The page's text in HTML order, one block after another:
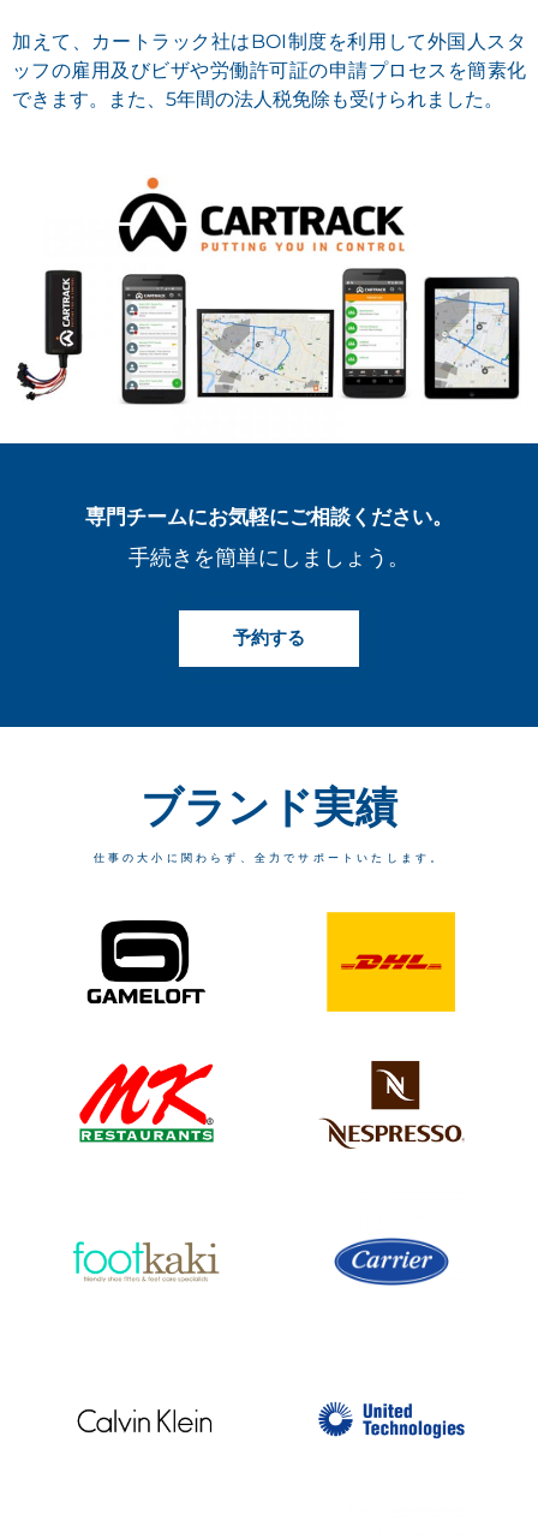
加えて、カートラック社はBOI制度を利用して外国人スタ
ッフの雇用及びビザや労働許可証の申請プロセスを簡素化
できます。また、5年間の法人税免除も受けられました。
専門チームにお気軽にご相談ください。
手続きを簡単にしましょう。
予約する
ブランド実績​​
仕事の大小に関わらず、全力でサポートいたします。